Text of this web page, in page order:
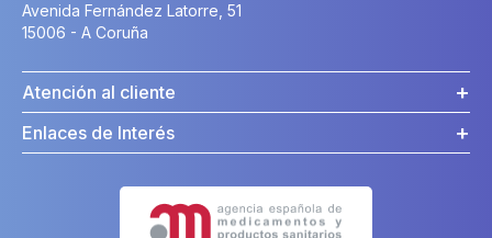
Avenida Fernández Latorre, 51
15006 - A Coruña
Atención al cliente
Enlaces de Interés